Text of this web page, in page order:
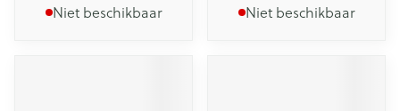
Niet beschikbaar Niet beschikbaar